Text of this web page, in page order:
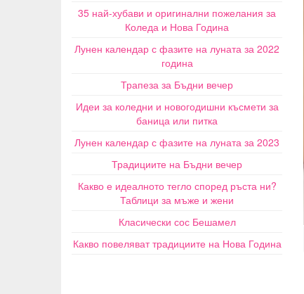
35 най-хубави и оригинални пожелания за
Коледа и Нова Година
Лунен календар с фазите на луната за 2022
година
Трапеза за Бъдни вечер
Идеи за коледни и новогодишни късмети за
баница или питка
Лунен календар с фазите на луната за 2023
Традициите на Бъдни вечер
Какво е идеалното тегло според ръста ни?
Таблици за мъже и жени
Класически сос Бешамел
Какво повеляват традициите на Нова Година